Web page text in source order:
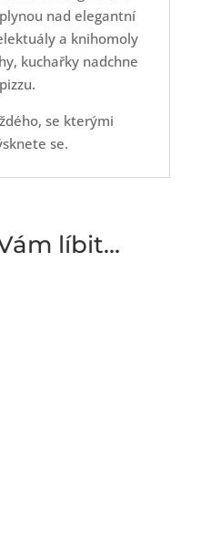
nad elegantní
a knihomoly
kuchařky nadchne
se kterými
se.
líbit…